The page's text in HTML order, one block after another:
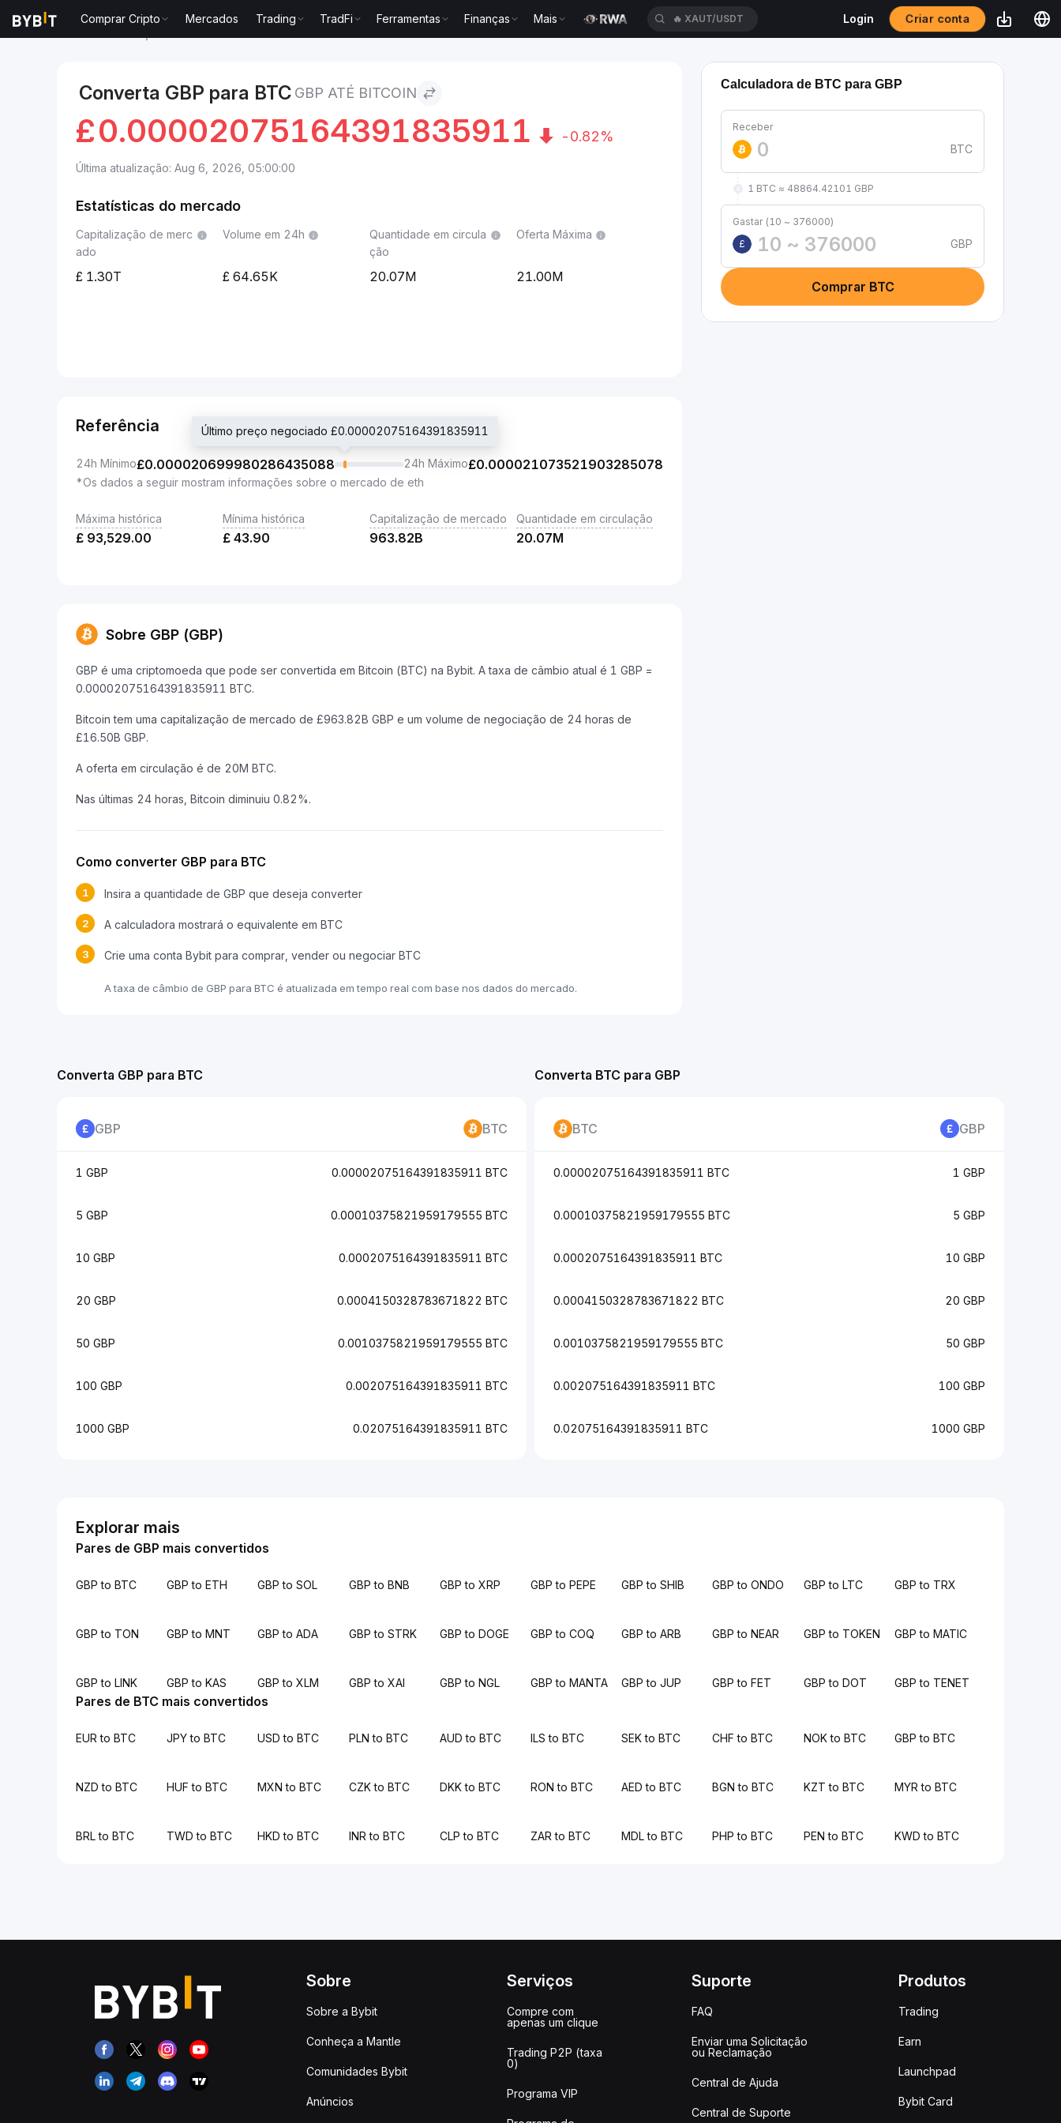
Comprar Cripto Mercados Trading TradFi Ferramentas Finanças Mais 🔥 XAUT/USDT Login Criar conta
Converta GBP para BTC GBP ATÉ BITCOIN
£0.00002075164391835911 -0.82%
Última atualização: Aug 6, 2026, 05:00:00
Estatísticas do mercado
Capitalização de merc
ado
1.30T
Volume em 24h
64.65K
Quantidade em circula
ção
20.07M
Oferta Máxima
21.00M
Referência
24h Mínimo£0.000020699980286435088
Último preço negociado £0.00002075164391835911
24h Máximo£0.000021073521903285078
*Os dados a seguir mostram informações sobre o mercado de eth
Máxima histórica
£ 93,529.00
Mínima histórica
£ 43.90
Capitalização de mercado
963.82B
Quantidade em circulação
20.07M
Sobre GBP (GBP)
GBP é uma criptomoeda que pode ser convertida em Bitcoin (BTC) na Bybit. A taxa de câmbio atual é 1 GBP =
0.00002075164391835911 BTC.
Bitcoin tem uma capitalização de mercado de £963.82B GBP e um volume de negociação de 24 horas de
£16.50B GBP.
A oferta em circulação é de 20M BTC.
Nas últimas 24 horas, Bitcoin diminuiu 0.82%.
Como converter GBP para BTC
1 Insira a quantidade de GBP que deseja converter
2 A calculadora mostrará o equivalente em BTC
3 Crie uma conta Bybit para comprar, vender ou negociar BTC
A taxa de câmbio de GBP para BTC é atualizada em tempo real com base nos dados do mercado.
Calculadora de BTC para GBP
Receber
BTC
1 BTC ≈ 48864.42101 GBP
Gastar (10 ~ 376000)
£
GBP
Comprar BTC
Converta BTC para GBP
BTC GBP
0.00002075164391835911 BTC 1 GBP
0.00010375821959179555 BTC 5 GBP
0.0002075164391835911 BTC 10 GBP
0.0004150328783671822 BTC 20 GBP
0.0010375821959179555 BTC 50 GBP
0.002075164391835911 BTC 100 GBP
0.02075164391835911 BTC 1000 GBP
Converta GBP para BTC
GBP BTC
1 GBP 0.00002075164391835911 BTC
5 GBP 0.00010375821959179555 BTC
10 GBP 0.0002075164391835911 BTC
20 GBP 0.0004150328783671822 BTC
50 GBP 0.0010375821959179555 BTC
100 GBP 0.002075164391835911 BTC
1000 GBP 0.02075164391835911 BTC
Explorar mais
Pares de GBP mais convertidos
GBP to BTC GBP to ETH GBP to SOL GBP to BNB GBP to XRP GBP to PEPE GBP to SHIB GBP to ONDO GBP to LTC GBP to TRX
GBP to TON GBP to MNT GBP to ADA GBP to STRK GBP to DOGE GBP to COQ GBP to ARB GBP to NEAR GBP to TOKEN GBP to MATIC
GBP to LINK GBP to KAS GBP to XLM GBP to XAI GBP to NGL GBP to MANTA GBP to JUP GBP to FET GBP to DOT GBP to TENET
Pares de BTC mais convertidos
EUR to BTC JPY to BTC USD to BTC PLN to BTC AUD to BTC ILS to BTC SEK to BTC CHF to BTC NOK to BTC GBP to BTC
NZD to BTC HUF to BTC MXN to BTC CZK to BTC DKK to BTC RON to BTC AED to BTC BGN to BTC KZT to BTC MYR to BTC
BRL to BTC TWD to BTC HKD to BTC INR to BTC CLP to BTC ZAR to BTC MDL to BTC PHP to BTC PEN to BTC KWD to BTC
Sobre
Sobre a Bybit
Conheça a Mantle
Comunidades Bybit
Anúncios
Serviços
Compre com
apenas um clique
Trading P2P (taxa
0)
Programa VIP
Suporte
FAQ
Enviar uma Solicitação
ou Reclamação
Central de Ajuda
Central de Suporte
Produtos
Trading
Earn
Launchpad
Bybit Card